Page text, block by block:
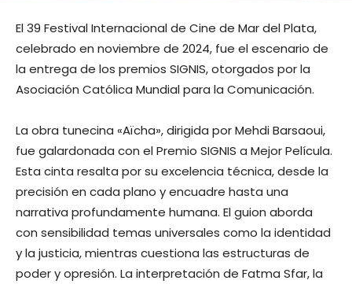
El 39 Festival Internacional de Cine de Mar del Plata,
celebrado en noviembre de 2024, fue el escenario de
la entrega de los premios SIGNIS, otorgados por la
Asociación Católica Mundial para la Comunicación.
La obra tunecina «Aïcha», dirigida por Mehdi Barsaoui,
fue galardonada con el Premio SIGNIS a Mejor Película.
Esta cinta resalta por su excelencia técnica, desde la
precisión en cada plano y encuadre hasta una
narrativa profundamente humana. El guion aborda
con sensibilidad temas universales como la identidad
y la justicia, mientras cuestiona las estructuras de
poder y opresión. La interpretación de Fatma Sfar, la